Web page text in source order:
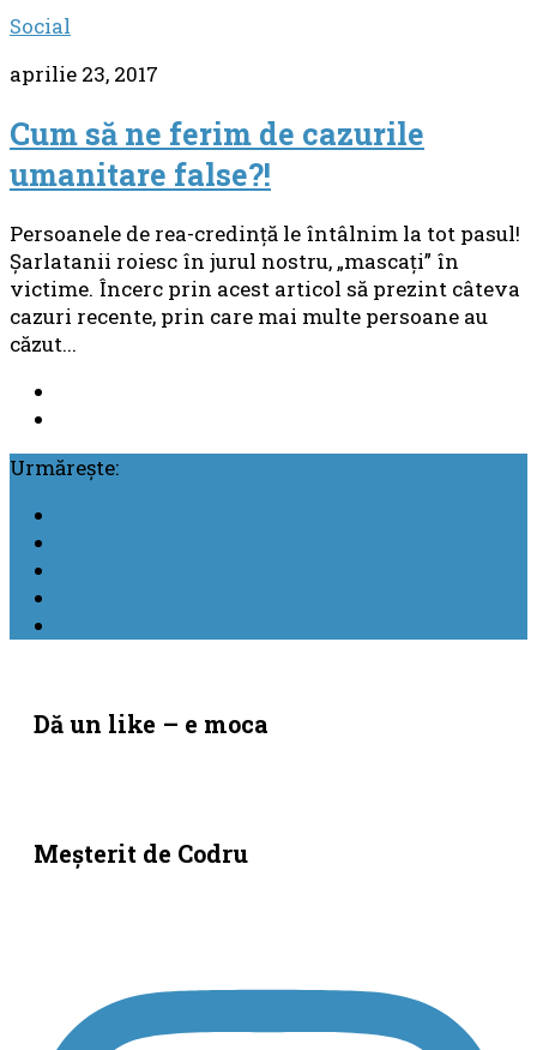
Social
aprilie 23, 2017
Cum să ne ferim de cazurile
umanitare false?!
Persoanele de rea-credinţă le întâlnim la tot pasul!
Şarlatanii roiesc în jurul nostru, „mascaţi” în
victime. Încerc prin acest articol să prezint câteva
cazuri recente, prin care mai multe persoane au
căzut...
Urmărește:
Dă un like – e moca
Meşterit de Codru